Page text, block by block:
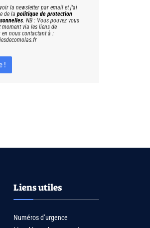
la newsletter par email et j'ai
de la politique de protection
. NB : Vous pouvez vous
via les liens de
nous contactant à :
Liens utiles
Numéros d’urgence